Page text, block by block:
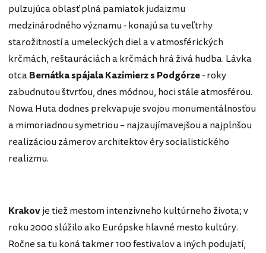
pulzujúca oblasť plná pamiatok judaizmu
medzinárodného významu - konajú sa tu veľtrhy
starožitností a umeleckých diel a v atmosférických
krčmách, reštauráciách a krčmách hrá živá hudba. Lávka
otcaBernátkaspájala Kazimierz s Podgórze- roky
zabudnutou štvrťou, dnes módnou, hoci stále atmosférou.
Nowa Huta dodnes prekvapuje svojou monumentálnosťou
a mimoriadnou symetriou – najzaujímavejšou a najplnšou
realizáciou zámerov architektov éry socialistického
realizmu.
Krakovje tiež mestom intenzívneho kultúrneho života; v
roku 2000 slúžilo ako Európske hlavné mesto kultúry.
Ročne sa tu koná takmer 100 festivalov a iných podujatí,